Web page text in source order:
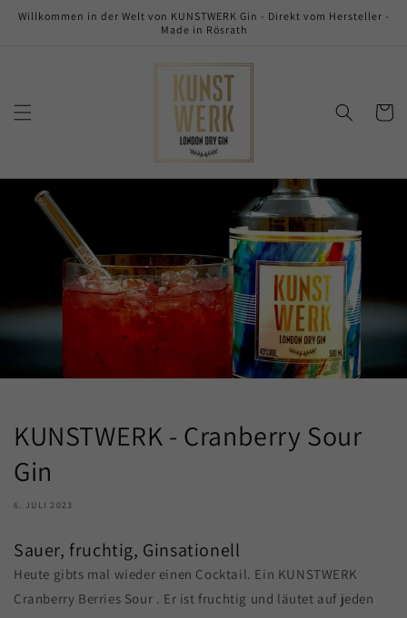
zum
Willkommen in der Welt von KUNSTWERK Gin - Direkt vom Hersteller -
Made in Rösrath
KUNSTWERK - Cranberry Sour
Gin
6. JULI 2023
Sauer, fruchtig, Ginsationell
Heute gibts mal wieder einen Cocktail. Ein KUNSTWERK
Cranberry Berries Sour . Er ist fruchtig und läutet auf jeden